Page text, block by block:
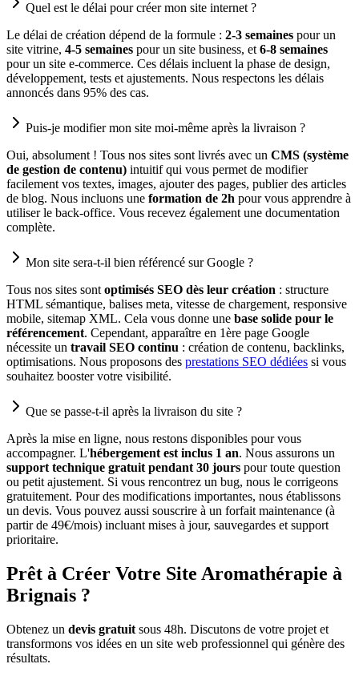
Quel est le délai pour créer mon site internet ?
Le délai de création dépend de la formule : 2-3 semaines pour un
site vitrine, 4-5 semaines pour un site business, et 6-8 semaines
pour un site e-commerce. Ces délais incluent la phase de design,
développement, tests et ajustements. Nous respectons les délais
annoncés dans 95% des cas.
Puis-je modifier mon site moi-même après la livraison ?
Oui, absolument ! Tous nos sites sont livrés avec un CMS (système
de gestion de contenu) intuitif qui vous permet de modifier
facilement vos textes, images, ajouter des pages, publier des articles
de blog. Nous incluons une formation de 2h pour vous apprendre à
utiliser le back-office. Vous recevez également une documentation
complète.
Mon site sera-t-il bien référencé sur Google ?
Tous nos sites sont optimisés SEO dès leur création : structure
HTML sémantique, balises meta, vitesse de chargement, responsive
mobile, sitemap XML. Cela vous donne une base solide pour le
référencement. Cependant, apparaître en 1ère page Google
nécessite un travail SEO continu : création de contenu, backlinks,
optimisations. Nous proposons des prestations SEO dédiées si vous
souhaitez booster votre visibilité.
Que se passe-t-il après la livraison du site ?
Après la mise en ligne, nous restons disponibles pour vous
accompagner. L'hébergement est inclus 1 an. Nous assurons un
support technique gratuit pendant 30 jours pour toute question
ou petit ajustement. Si vous rencontrez un bug, nous le corrigeons
gratuitement. Pour des modifications importantes, nous établissons
un devis. Vous pouvez aussi souscrire à un forfait maintenance (à
partir de 49€/mois) incluant mises à jour, sauvegardes et support
prioritaire.
Prêt à Créer Votre Site Aromathérapie à
Brignais ?
Obtenez un devis gratuit sous 48h. Discutons de votre projet et
transformons vos idées en un site web professionnel qui génère des
résultats.